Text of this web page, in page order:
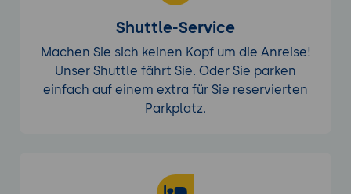
Shuttle-Service
Machen Sie sich keinen Kopf um die Anreise!
Unser Shuttle fährt Sie. Oder Sie parken
einfach auf einem extra für Sie reservierten
Parkplatz.